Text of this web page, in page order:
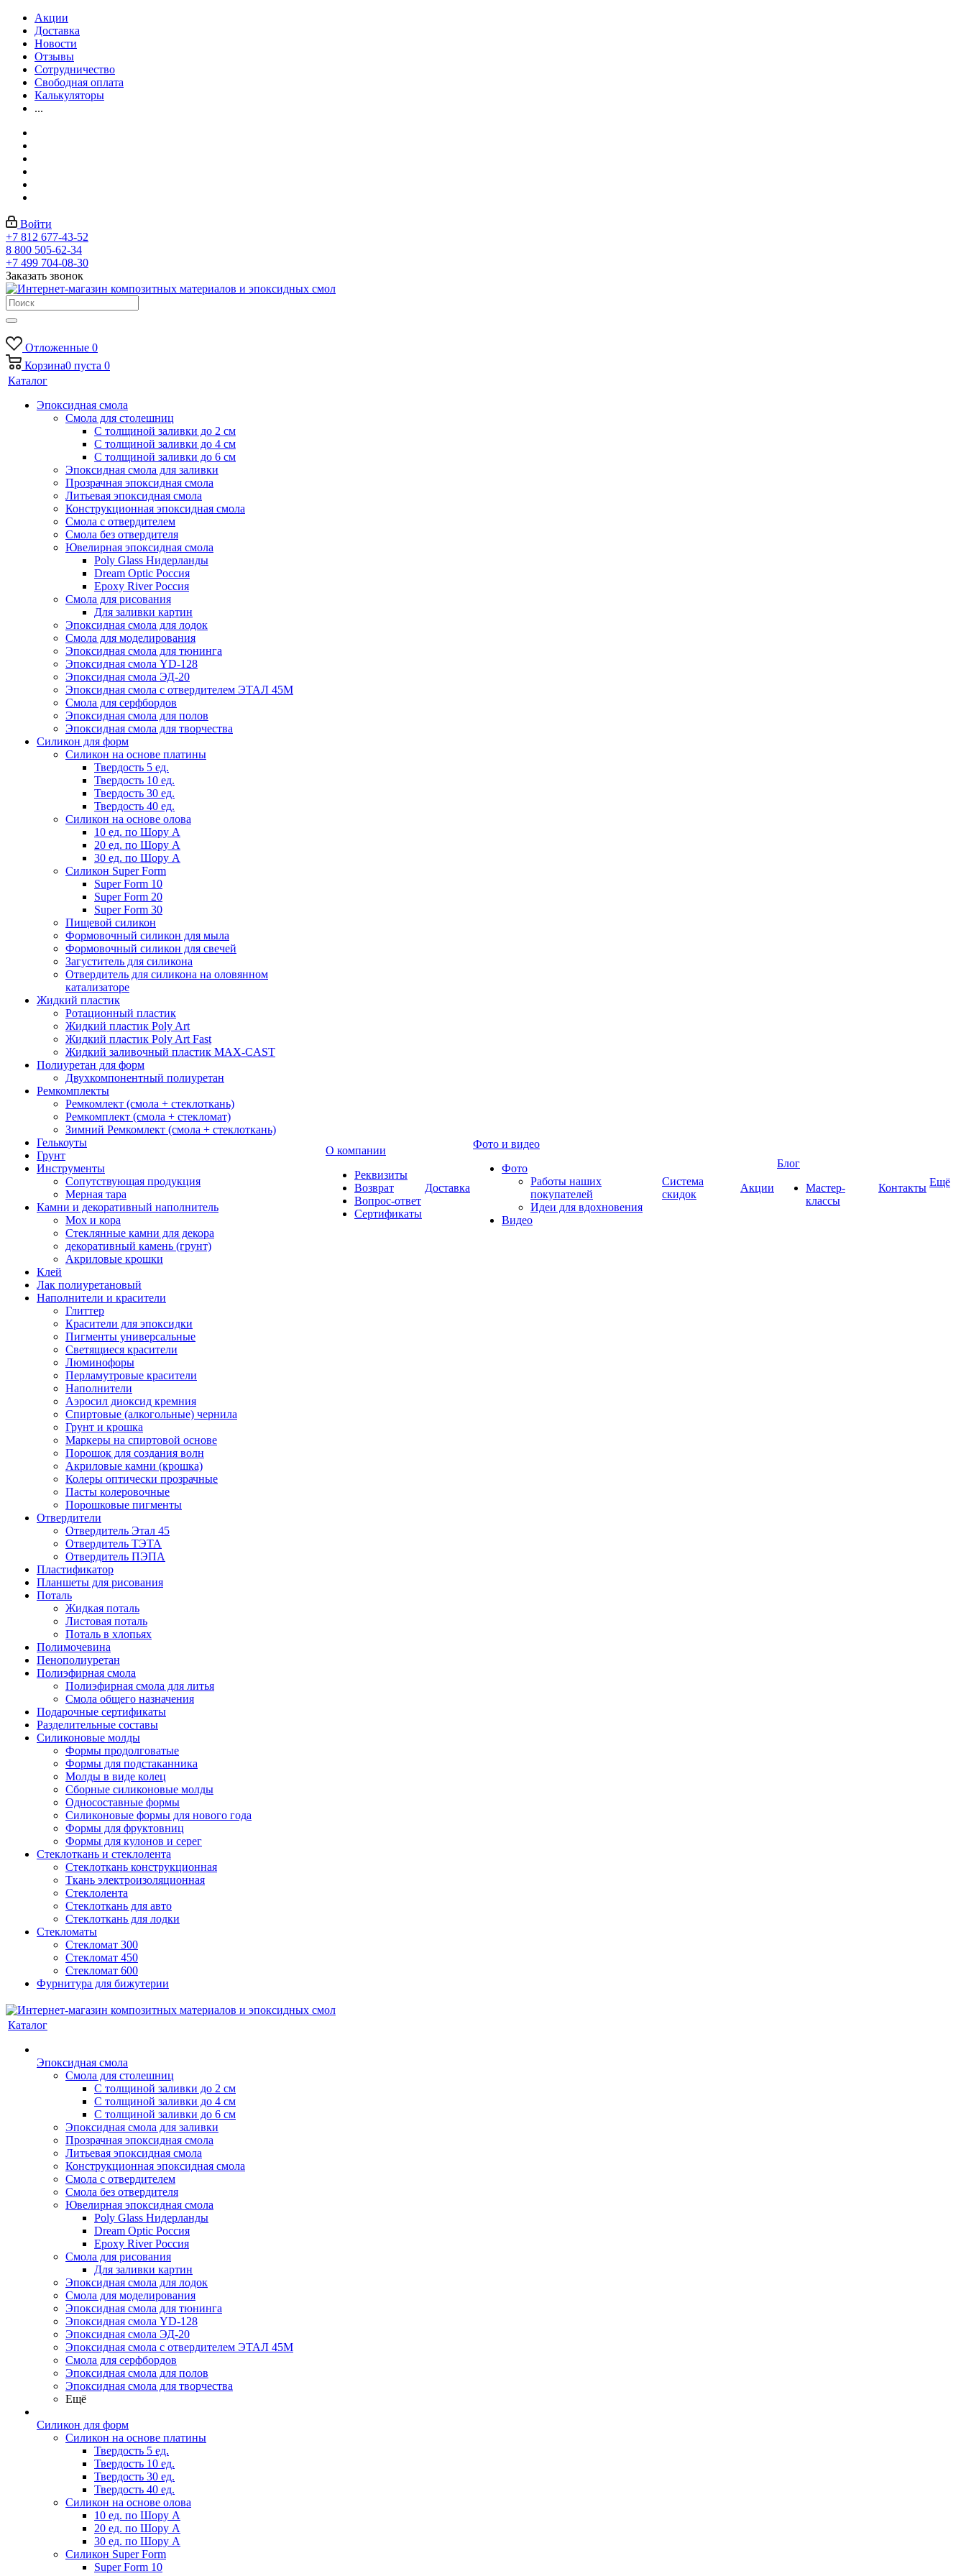
Акции
Доставка
Новости
Отзывы
Сотрудничество
Свободная оплата
Калькуляторы
...
Войти
+7 812 677-43-52
8 800 505-62-34
+7 499 704-08-30
Заказать звонок
Отложенные 0
Корзина0 пуста 0
Каталог
Эпоксидная смола
Смола для столешниц
С толщиной заливки до 2 см
С толщиной заливки до 4 см
С толщиной заливки до 6 см
Эпоксидная смола для заливки
Прозрачная эпоксидная смола
Литьевая эпоксидная смола
Конструкционная эпоксидная смола
Смола с отвердителем
Смола без отвердителя
Ювелирная эпоксидная смола
Poly Glass Нидерланды
Dream Optic Россия
Epoxy River Россия
Смола для рисования
Для заливки картин
Эпоксидная смола для лодок
Смола для моделирования
Эпоксидная смола для тюнинга
Эпоксидная смола YD-128
Эпоксидная смола ЭД-20
Эпоксидная смола с отвердителем ЭТАЛ 45М
Смола для серфбордов
Эпоксидная смола для полов
Эпоксидная смола для творчества
Силикон для форм
Силикон на основе платины
Твердость 5 ед.
Твердость 10 ед.
Твердость 30 ед.
Твердость 40 ед.
Силикон на основе олова
10 ед. по Шору А
20 ед. по Шору А
30 ед. по Шору А
Силикон Super Form
Super Form 10
Super Form 20
Super Form 30
Пищевой силикон
Формовочный силикон для мыла
Формовочный силикон для свечей
Загуститель для силикона
Отвердитель для силикона на оловянном
катализаторе
Жидкий пластик
Ротационный пластик
Жидкий пластик Poly Art
Жидкий пластик Poly Art Fast
Жидкий заливочный пластик MAX-CAST
Полиуретан для форм
Двухкомпонентный полиуретан
Ремкомплекты
Ремкомлект (смола + стеклоткань)
Ремкомплект (смола + стекломат)
Зимний Ремкомлект (смола + стеклоткань)
Гелькоуты
Грунт
Инструменты
Сопутствующая продукция
Мерная тара
Камни и декоративный наполнитель
Мох и кора
Стеклянные камни для декора
декоративный камень (грунт)
Акриловые крошки
Клей
Лак полиуретановый
Наполнители и красители
Глиттер
Красители для эпоксидки
Пигменты универсальные
Светящиеся красители
Люминофоры
Перламутровые красители
Наполнители
Аэросил диоксид кремния
Спиртовые (алкогольные) чернила
Грунт и крошка
Маркеры на спиртовой основе
Порошок для создания волн
Акриловые камни (крошка)
Колеры оптически прозрачные
Пасты колеровочные
Порошковые пигменты
Отвердители
Отвердитель Этал 45
Отвердитель ТЭТА
Отвердитель ПЭПА
Пластификатор
Планшеты для рисования
Поталь
Жидкая поталь
Листовая поталь
Поталь в хлопьях
Полимочевина
Пенополиуретан
Полиэфирная смола
Полиэфирная смола для литья
Смола общего назначения
Подарочные сертификаты
Разделительные составы
Силиконовые молды
Формы продолговатые
Формы для подстаканника
Молды в виде колец
Сборные силиконовые молды
Односоставные формы
Силиконовые формы для нового года
Формы для фруктовниц
Формы для кулонов и серег
Стеклоткань и стеклолента
Стеклоткань конструкционная
Ткань электроизоляционная
Стеклолента
Стеклоткань для авто
Стеклоткань для лодки
Стекломаты
Стекломат 300
Стекломат 450
Стекломат 600
Фурнитура для бижутерии
О компании
Реквизиты
Возврат
Вопрос-ответ
Сертификаты
Доставка
Фото и видео
Фото
Работы наших
покупателей
Идеи для вдохновения
Видео
Система
скидок
Акции
Блог
Мастер-
классы
Контакты Ещё
Каталог
Эпоксидная смола
Смола для столешниц
С толщиной заливки до 2 см
С толщиной заливки до 4 см
С толщиной заливки до 6 см
Эпоксидная смола для заливки
Прозрачная эпоксидная смола
Литьевая эпоксидная смола
Конструкционная эпоксидная смола
Смола с отвердителем
Смола без отвердителя
Ювелирная эпоксидная смола
Poly Glass Нидерланды
Dream Optic Россия
Epoxy River Россия
Смола для рисования
Для заливки картин
Эпоксидная смола для лодок
Смола для моделирования
Эпоксидная смола для тюнинга
Эпоксидная смола YD-128
Эпоксидная смола ЭД-20
Эпоксидная смола с отвердителем ЭТАЛ 45М
Смола для серфбордов
Эпоксидная смола для полов
Эпоксидная смола для творчества
Ещё
Силикон для форм
Силикон на основе платины
Твердость 5 ед.
Твердость 10 ед.
Твердость 30 ед.
Твердость 40 ед.
Силикон на основе олова
10 ед. по Шору А
20 ед. по Шору А
30 ед. по Шору А
Силикон Super Form
Super Form 10